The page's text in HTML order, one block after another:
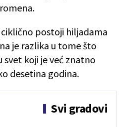
postoji hiljadama
je razlika u tome što
svet koji je već znatno
desetina godina.
Svi gradovi